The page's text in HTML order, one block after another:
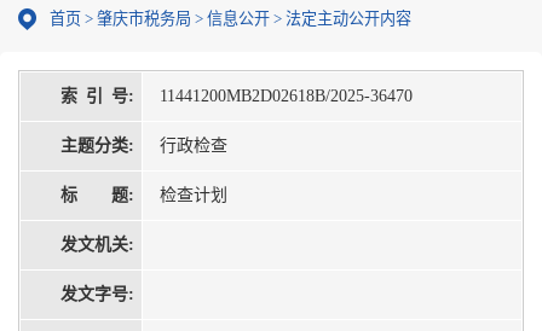
首页 > 肇庆市税务局 > 信息公开 > 法定主动公开内容
索 引 号: 11441200MB2D02618B/2025-36470
主题分类: 行政检查
标 题: 检查计划
发文机关:
发文字号: